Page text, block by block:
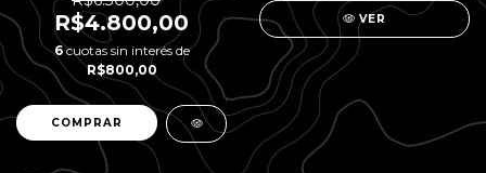
R$4.800,00
6cuotas sin interés de
R$800,00
VER